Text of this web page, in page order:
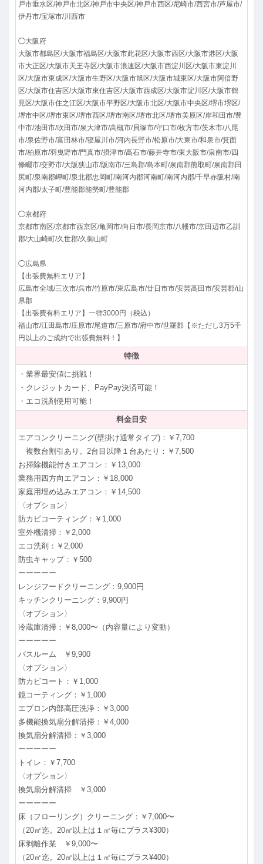
戸市垂水区/神戸市北区/神戸市中央区/神戸市西区/尼崎市/西宮市/芦屋市/
伊丹市/宝塚市/川西市
◯大阪府
大阪市都島区/大阪市福島区/大阪市此花区/大阪市西区/大阪市港区/大阪
市大正区/大阪市天王寺区/大阪市浪速区/大阪市西淀川区/大阪市東淀川
区/大阪市東成区/大阪市生野区/大阪市旭区/大阪市城東区/大阪市阿倍野
区/大阪市住吉区/大阪市東住吉区/大阪市西成区/大阪市淀川区/大阪市鶴
見区/大阪市住之江区/大阪市平野区/大阪市北区/大阪市中央区/堺市堺区/
堺市中区/堺市東区/堺市西区/堺市南区/堺市北区/堺市美原区/岸和田市/豊
中市/池田市/吹田市/泉大津市/高槻市/貝塚市/守口市/枚方市/茨木市/八尾
市/泉佐野市/富田林市/寝屋川市/河内長野市/松原市/大東市/和泉市/箕面
市/柏原市/羽曳野市/門真市/摂津市/高石市/藤井寺市/東大阪市/泉南市/四
條畷市/交野市/大阪狭山市/阪南市/三島郡/島本町/泉南郡熊取町/泉南郡田
尻町/泉南郡岬町/泉北郡忠岡町/南河内郡河南町/南河内郡/千早赤阪村/南
河内郡/太子町/豊能郡能勢町/豊能郡
◯京都府
京都市南区/京都市西京区/亀岡市/向日市/長岡京市/八幡市/京田辺市乙訓
郡/大山崎町/久世郡/久御山町
◯広島県
【出張費無料エリア】
広島市全域/三次市/呉市/竹原市/東広島市/廿日市市/安芸高田市/安芸郡/山
県郡
【出張費有料エリア】一律3000円（税込）
福山市/江田島市/庄原市/尾道市/三原市/府中市/世羅郡【※ただし3万5千
円以上のご成約で出張費無料！】
特徴
・業界最安値に挑戦！
・クレジットカード、PayPay決済可能！
・エコ洗剤使用可能！
料金目安
エアコンクリーニング(壁掛け通常タイプ)：￥7,700
複数台割引あり。2台目以降１台あたり：￥7,500
お掃除機能付きエアコン：￥13,000
業務用四方向エアコン：￥18,000
家庭用埋め込みエアコン：￥14,500
〈オプション〉
防カビコーティング：￥1,000
室外機清掃：￥2,000
エコ洗剤：￥2,000
防虫キャップ：￥500
ーーーーー
レンジフードクリーニング：9,900円
キッチンクリーニング：9,900円
〈オプション〉
冷蔵庫清掃：￥8,000〜（内容量により変動）
ーーーーー
バスルーム ￥9,900
〈オプション〉
防カビコート：￥1,000
鏡コーティング：￥1,000
エプロン内部高圧洗浄：￥3,000
多機能換気扇分解清掃：￥4,000
換気扇分解清掃：￥3,000
ーーーーー
トイレ：￥7,700
〈オプション〉
換気扇分解清掃 ￥3,000
ーーーーー
床（フローリング）クリーニング：￥7,000〜
（20㎡迄。20㎡以上は１㎡毎にプラス¥300）
床剥離作業 ￥9,000〜
（20㎡迄。20㎡以上は１㎡毎にプラス¥400）